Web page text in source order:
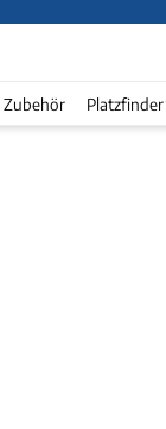
Zubehör Platzfinder